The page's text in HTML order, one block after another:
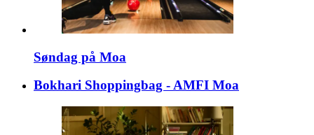
Søndag på Moa
Bokhari Shoppingbag - AMFI Moa